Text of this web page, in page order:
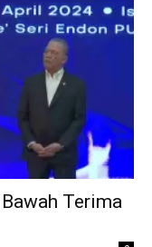
Terima